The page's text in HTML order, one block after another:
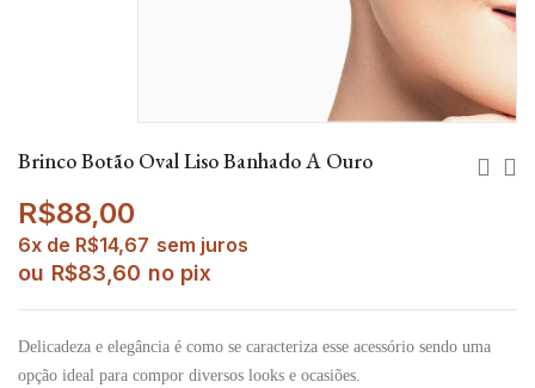
Brinco Botão Oval Liso Banhado A Ouro
R$88,00
6x de R$14,67 sem juros
ou R$83,60 no pix
Delicadeza e elegância é como se caracteriza esse acessório sendo uma
opção ideal para compor diversos looks e ocasiões.